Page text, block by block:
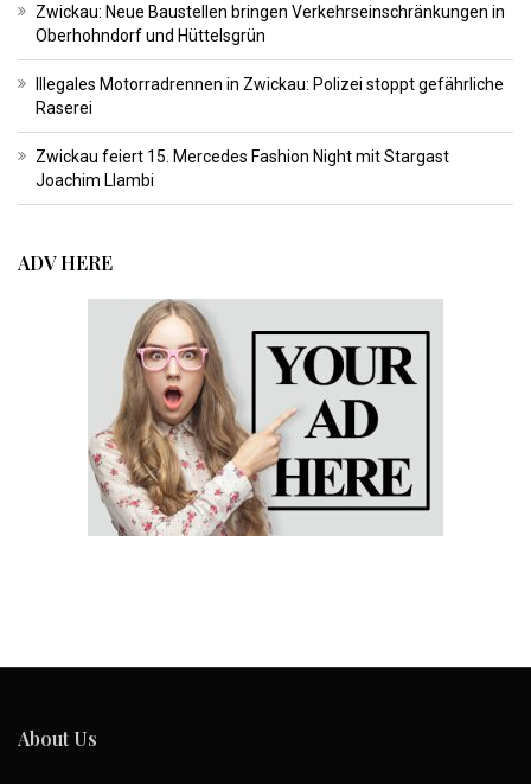
Zwickau: Neue Baustellen bringen Verkehrseinschränkungen in
Oberhohndorf und Hüttelsgrün
Illegales Motorradrennen in Zwickau: Polizei stoppt gefährliche
Raserei
Zwickau feiert 15. Mercedes Fashion Night mit Stargast
Joachim Llambi
ADV HERE
About Us